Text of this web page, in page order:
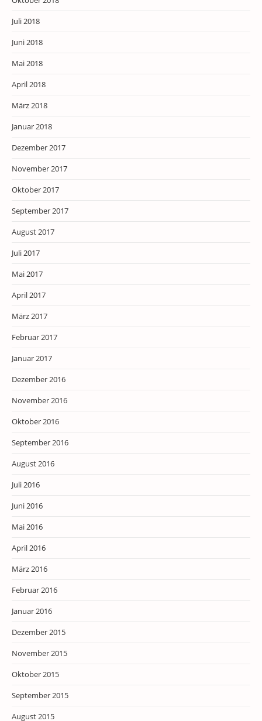
Juli 2018
Juni 2018
Mai 2018
April 2018
März 2018
Januar 2018
Dezember 2017
November 2017
Oktober 2017
September 2017
August 2017
Juli 2017
Mai 2017
April 2017
März 2017
Februar 2017
Januar 2017
Dezember 2016
November 2016
Oktober 2016
September 2016
August 2016
Juli 2016
Juni 2016
Mai 2016
April 2016
März 2016
Februar 2016
Januar 2016
Dezember 2015
November 2015
Oktober 2015
September 2015
August 2015